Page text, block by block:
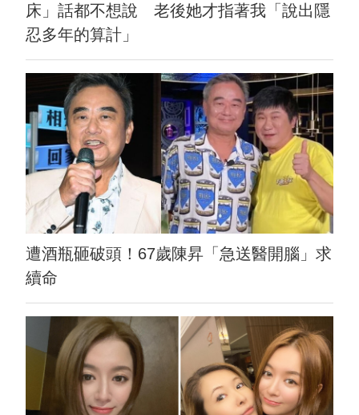
床」話都不想說 老後她才指著我「說出隱
忍多年的算計」
遭酒瓶砸破頭！67歲陳昇「急送醫開腦」求
續命